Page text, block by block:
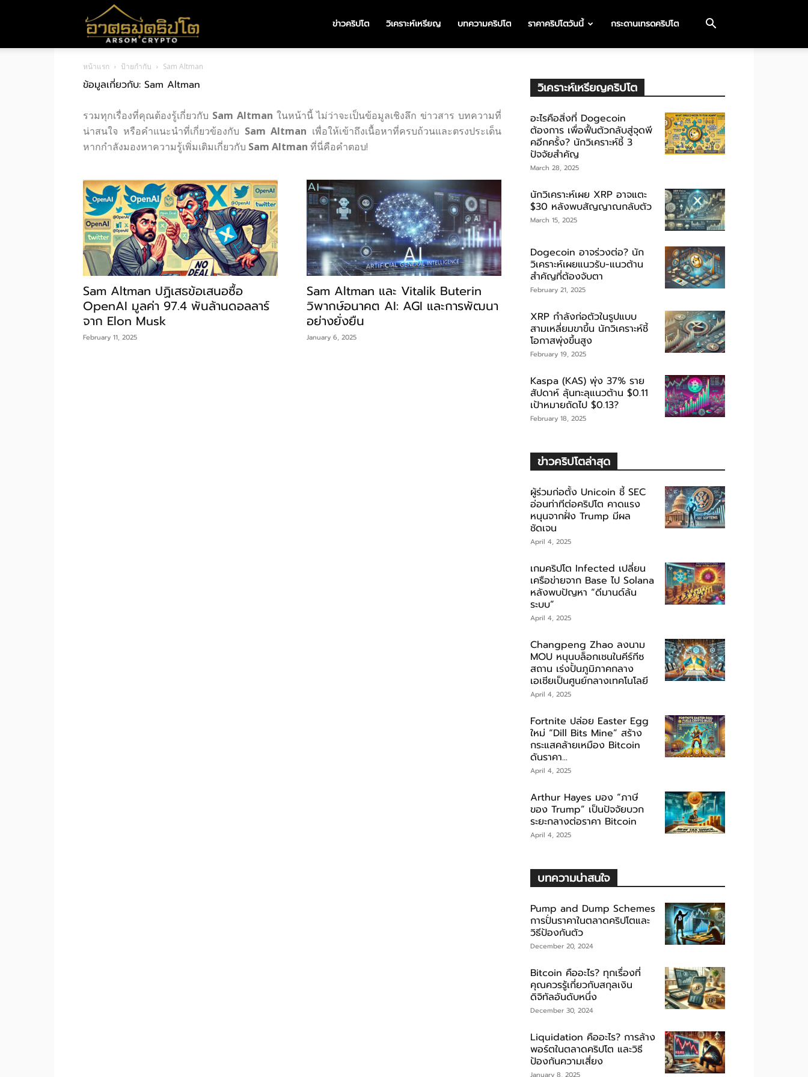
ศร
มค
ปโต
ข่าวคริปโต วิเคราะห์เหรียญ บทความคริปโต ราคาคริปโตวันนี้ กระดานเทรดคริปโต
หน้าแรก ป้ายกำกับ Sam Altman
ข้อมูลเกี่ยวกับ: Sam Altman
รวมทุกเรื่องที่คุณต้องรู้เกี่ยวกับ Sam Altman ในหน้านี้ ไม่ว่าจะเป็นข้อมูลเชิงลึก ข่าวสาร บทความที่
น่าสนใจ หรือคำแนะนำที่เกี่ยวข้องกับ Sam Altman เพื่อให้เข้าถึงเนื้อหาที่ครบถ้วนและตรงประเด็น
หากกำลังมองหาความรู้เพิ่มเติมเกี่ยวกับ Sam Altman ที่นี่คือคำตอบ!
Sam Altman ปฏิเสธข้อเสนอซื้อ
OpenAI มูลค่า 97.4 พันล้านดอลลาร์
จาก Elon Musk
February 11, 2025
Sam Altman และ Vitalik Buterin
วิพากษ์อนาคต AI: AGI และการพัฒนา
อย่างยั่งยืน
January 6, 2025
วิเคราะห์เหรียญคริปโต
อะไรคือสิ่งที่ Dogecoin
ต้องการ เพื่อฟื้นตัวกลับสู่จุดพี
คอีกครั้ง? นักวิเคราะห์ชี้ 3
ปัจจัยสำคัญ
March 28, 2025
นักวิเคราะห์เผย XRP อาจแตะ
$30 หลังพบสัญญาณกลับตัว
March 15, 2025
Dogecoin อาจร่วงต่อ? นัก
วิเคราะห์เผยแนวรับ-แนวต้าน
สำคัญที่ต้องจับตา
February 21, 2025
XRP กำลังก่อตัวในรูปแบบ
สามเหลี่ยมขาขึ้น นักวิเคราะห์ชี้
โอกาสพุ่งขึ้นสูง
February 19, 2025
Kaspa (KAS) พุ่ง 37% ราย
สัปดาห์ ลุ้นทะลุแนวต้าน $0.11
เป้าหมายถัดไป $0.13?
February 18, 2025
ข่าวคริปโตล่าสุด
ผู้ร่วมก่อตั้ง Unicoin ชี้ SEC
อ่อนท่าทีต่อคริปโต คาดแรง
หนุนจากฝั่ง Trump มีผล
ชัดเจน
April 4, 2025
เกมคริปโต Infected เปลี่ยน
เครือข่ายจาก Base ไป Solana
หลังพบปัญหา “ดีมานด์ล้น
ระบบ”
April 4, 2025
Changpeng Zhao ลงนาม
MOU หนุนบล็อกเชนในคีร์กีซ
สถาน เร่งปั้นภูมิภาคกลาง
เอเชียเป็นศูนย์กลางเทคโนโลยี
April 4, 2025
Fortnite ปล่อย Easter Egg
ใหม่ “Dill Bits Mine” สร้าง
กระแสคล้ายเหมือง Bitcoin
ดันราคา...
April 4, 2025
Arthur Hayes มอง “ภาษี
ของ Trump” เป็นปัจจัยบวก
ระยะกลางต่อราคา Bitcoin
April 4, 2025
บทความน่าสนใจ
Pump and Dump Schemes
การปั่นราคาในตลาดคริปโตและ
วิธีป้องกันตัว
December 20, 2024
Bitcoin คืออะไร? ทุกเรื่องที่
คุณควรรู้เกี่ยวกับสกุลเงิน
ดิจิทัลอันดับหนึ่ง
December 30, 2024
Liquidation คืออะไร? การล้าง
พอร์ตในตลาดคริปโต และวิธี
ป้องกันความเสี่ยง
January 8, 2025